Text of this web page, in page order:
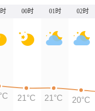
00时 01时 02时
21°C 21°C 20°C